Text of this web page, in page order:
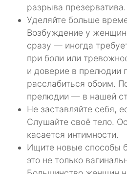
разрыва презерватива.
Уделяйте больше
Возбуждение у
сразу — иногда
при боли или
и доверие в прелюдии
расслабиться обоим.
прелюдии — в нашей
Не заставляйте себя,
Слушайте своё тело.
касается интимности.
Ищите новые способы
это не только